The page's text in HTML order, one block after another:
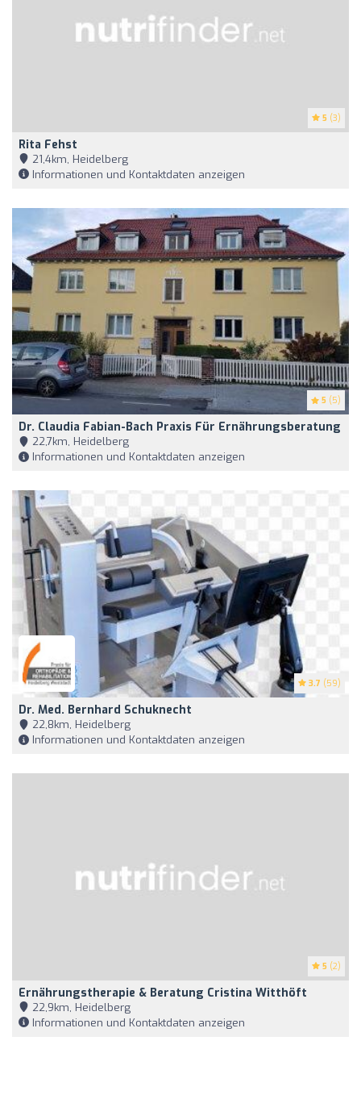
5 (3)
Rita Fehst
21,4km, Heidelberg
Informationen und Kontaktdaten anzeigen
5 (5)
Dr. Claudia Fabian-Bach Praxis Für Ernährungsberatung
22,7km, Heidelberg
Informationen und Kontaktdaten anzeigen
3.7 (59)
Dr. Med. Bernhard Schuknecht
22,8km, Heidelberg
Informationen und Kontaktdaten anzeigen
5 (2)
Ernährungstherapie & Beratung Cristina Witthöft
22,9km, Heidelberg
Informationen und Kontaktdaten anzeigen